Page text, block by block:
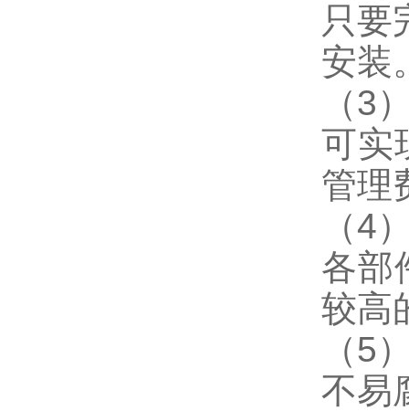
只要
安装
（3
可实
管理
（4
各部
较高
（5
不易